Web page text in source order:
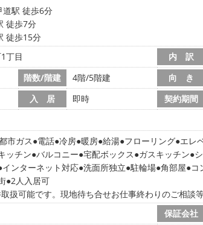
道駅 徒歩6分
徒歩7分
徒歩15分
丁目 内 訳
階数/階建 4階/5階建 向 き
入 居 即時 契約期間
市ガス 電話 冷房 暖房 給湯 フローリング エレ
ッチン バルコニー 宅配ボックス ガスキッチン
インターネット対応 洗面所独立 駐輪場 角部屋 コ
2人入居可
扱可能です。現地待ち合せお仕事終わりのご相談
保証会社